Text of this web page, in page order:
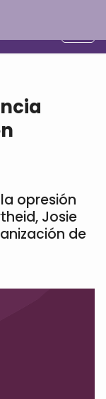
opresión
Josie
de